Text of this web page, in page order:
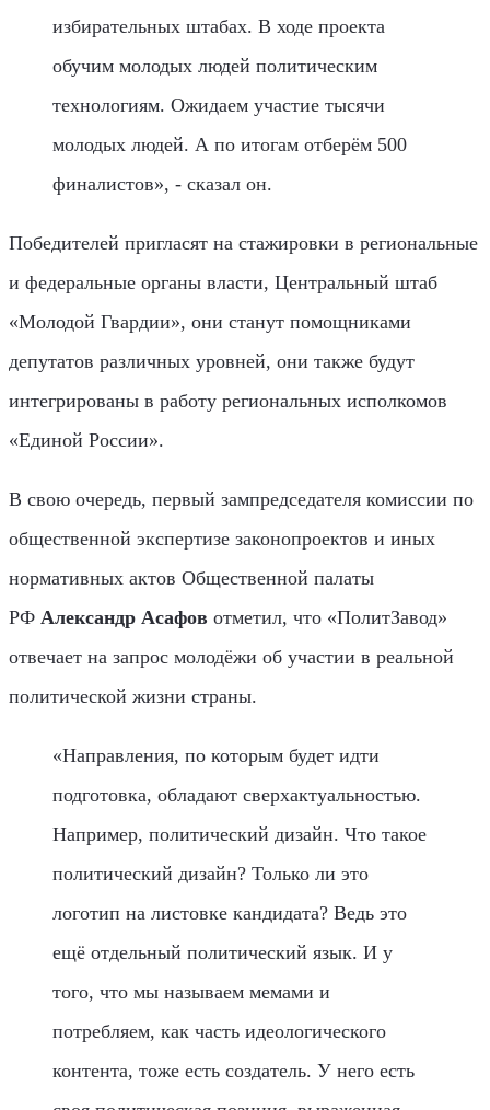
избирательных штабах. В ходе проекта
обучим молодых людей политическим
технологиям. Ожидаем участие тысячи
молодых людей. А по итогам отберём 500
финалистов», - сказал он.
Победителей пригласят на стажировки в региональные
и федеральные органы власти, Центральный штаб
«Молодой Гвардии», они станут помощниками
депутатов различных уровней, они также будут
интегрированы в работу региональных исполкомов
«Единой России».
В свою очередь, первый зампредседателя комиссии по
общественной экспертизе законопроектов и иных
нормативных актов Общественной палаты
РФ Александр Асафов отметил, что «ПолитЗавод»
отвечает на запрос молодёжи об участии в реальной
политической жизни страны.
«Направления, по которым будет идти
подготовка, обладают сверхактуальностью.
Например, политический дизайн. Что такое
политический дизайн? Только ли это
логотип на листовке кандидата? Ведь это
ещё отдельный политический язык. И у
того, что мы называем мемами и
потребляем, как часть идеологического
контента, тоже есть создатель. У него есть